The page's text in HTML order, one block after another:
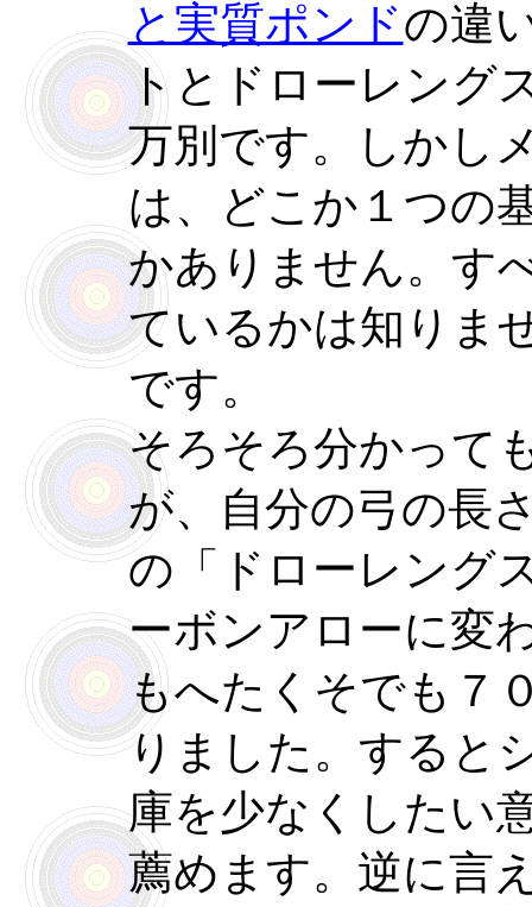
と実質ポンドの違
トとドローレング
万別です。しかし
は、どこか１つの
かありません。す
ているかは知りま
です。
そろそろ分かって
が、自分の弓の長
の「ドローレング
ーボンアローに変
もへたくそでも７
りました。すると
庫を少なくしたい
薦めます。逆に言